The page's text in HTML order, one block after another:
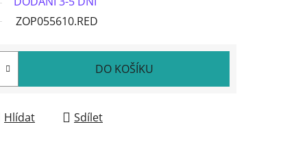
ZOP055610.RED
DO KOŠÍKU
Hlídat Sdílet